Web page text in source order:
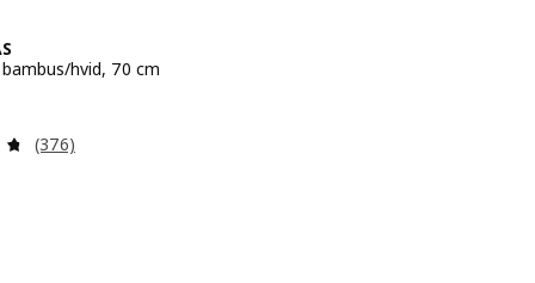
hvid, 70 cm
Anmeld: 4.7 ud af 5 Stjerner. Anmeldelser i alt:
(376)